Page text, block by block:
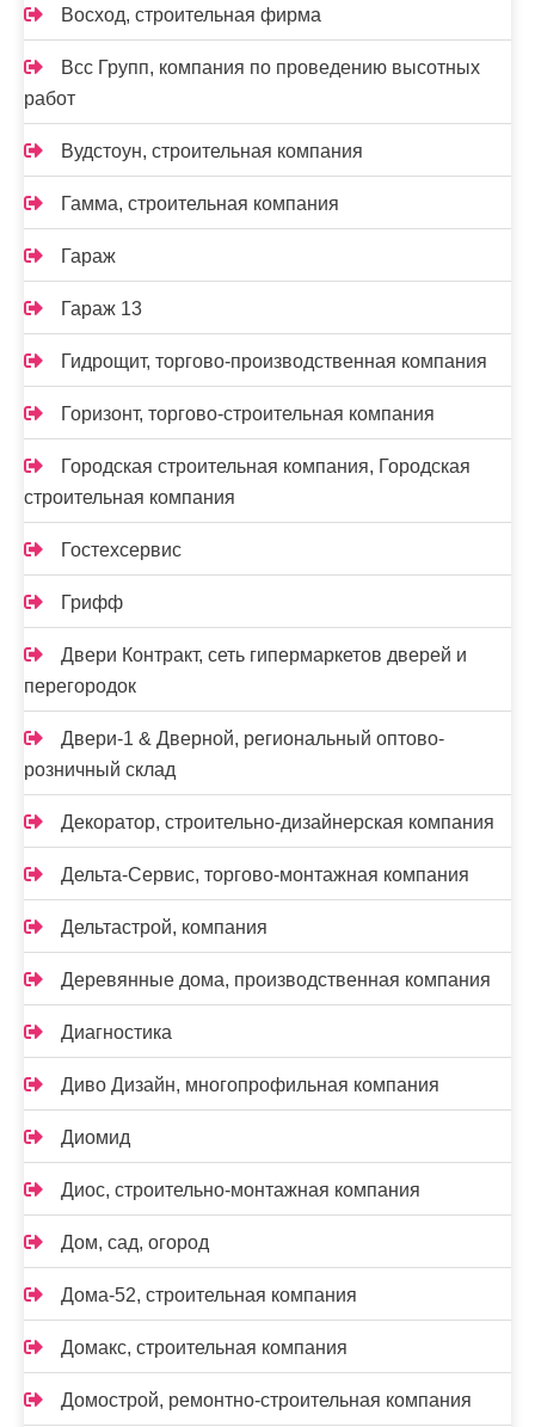
Восход, строительная фирма
Всс Групп, компания по проведению высотных
работ
Вудстоун, строительная компания
Гамма, строительная компания
Гараж
Гараж 13
Гидрощит, торгово-производственная компания
Горизонт, торгово-строительная компания
Городская строительная компания, Городская
строительная компания
Гостехсервис
Грифф
Двери Контракт, сеть гипермаркетов дверей и
перегородок
Двери-1 & Дверной, региональный оптово-
розничный склад
Декоратор, строительно-дизайнерская компания
Дельта-Сервис, торгово-монтажная компания
Дельтастрой, компания
Деревянные дома, производственная компания
Диагностика
Диво Дизайн, многопрофильная компания
Диомид
Диос, строительно-монтажная компания
Дом, сад, огород
Дома-52, строительная компания
Домакс, строительная компания
Домострой, ремонтно-строительная компания